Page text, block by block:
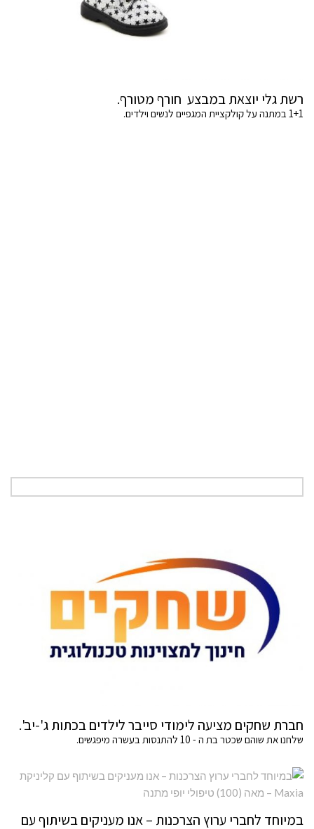
רשת גלי יוצאת במבצע חורף מטורף.
1+1 במתנה על קולקציית המגפיים לנשים וילדים.
חברת שחקים מציעה לימודי סייבר לילדים בכתות ג'-יב'.
שלחנו את שוהם שכטר בת ה - 10 להתנסות בעשרה מיפגשים.
במיוחד לחברי ערוץ הצרכנות – אנו מעניקים בשיתוף עם